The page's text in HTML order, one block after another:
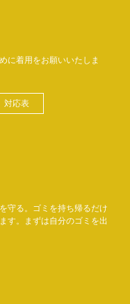
に着用をお願いいたしま
対応表
守る。ゴミを持ち帰るだけ
す。まずは自分のゴミを出